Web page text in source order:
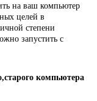
на ваш компьютер
целей в
степени
запустить с
компьютера